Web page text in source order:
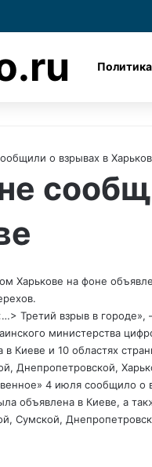
Политика
о взрывах в
Харькове на фоне
Третий взрыв в
министерства
в Киеве и 10 областях
Днепропетровской,
4 июля сообщило о
объявлена в Киеве, а
Сумской,